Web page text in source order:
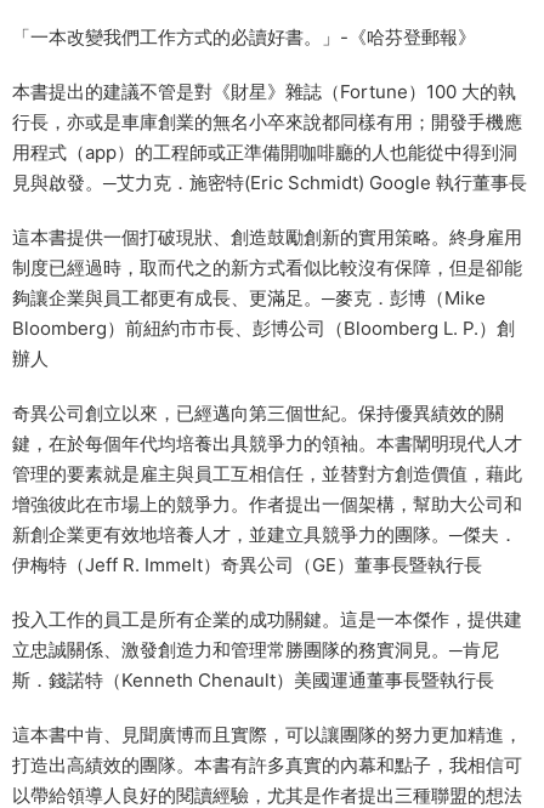
「一本改變我們工作方式的必讀好書。」-《哈芬登郵報》
本書提出的建議不管是對《財星》雜誌（Fortune）100 大的執
行長，亦或是車庫創業的無名小卒來說都同樣有用；開發手機應
用程式（app）的工程師或正準備開咖啡廳的人也能從中得到洞
見與啟發。─艾力克．施密特(Eric Schmidt) Google 執行董事長
這本書提供一個打破現狀、創造鼓勵創新的實用策略。終身雇用
制度已經過時，取而代之的新方式看似比較沒有保障，但是卻能
夠讓企業與員工都更有成長、更滿足。─麥克．彭博（Mike
Bloomberg）前紐約市市長、彭博公司（Bloomberg L. P.）創
辦人
奇異公司創立以來，已經邁向第三個世紀。保持優異績效的關
鍵，在於每個年代均培養出具競爭力的領袖。本書闡明現代人才
管理的要素就是雇主與員工互相信任，並替對方創造價值，藉此
增強彼此在市場上的競爭力。作者提出一個架構，幫助大公司和
新創企業更有效地培養人才，並建立具競爭力的團隊。─傑夫．
伊梅特（Jeff R. Immelt）奇異公司（GE）董事長暨執行長
投入工作的員工是所有企業的成功關鍵。這是一本傑作，提供建
立忠誠關係、激發創造力和管理常勝團隊的務實洞見。─肯尼
斯．錢諾特（Kenneth Chenault）美國運通董事長暨執行長
這本書中肯、見聞廣博而且實際，可以讓團隊的努力更加精進，
打造出高績效的團隊。本書有許多真實的內幕和點子，我相信可
以帶給領導人良好的閱讀經驗，尤其是作者提出三種聯盟的想法